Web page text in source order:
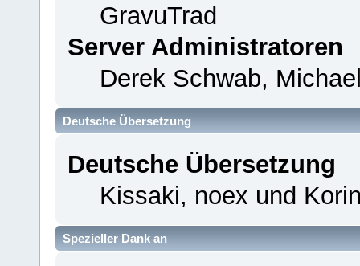
GravuTrad
Server Administratoren
Derek Schwab,
Deutsche Übersetzung
Deutsche Übersetzung
Kissaki, noex und
Spezieller Dank an